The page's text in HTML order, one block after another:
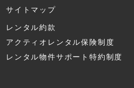
サイトマップ
レンタル約款
アクティオレンタル保険制度
レンタル物件サポート特約制度